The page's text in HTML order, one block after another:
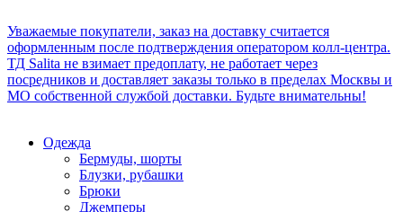
Уважаемые покупатели, заказ на доставку считается
оформленным после подтверждения оператором колл-центра.
ТД Salita не взимает предоплату, не работает через
посредников и доставляет заказы только в пределах Москвы и
МО собственной службой доставки. Будьте внимательны!
Одежда
Бермуды, шорты
Блузки, рубашки
Брюки
Джемперы